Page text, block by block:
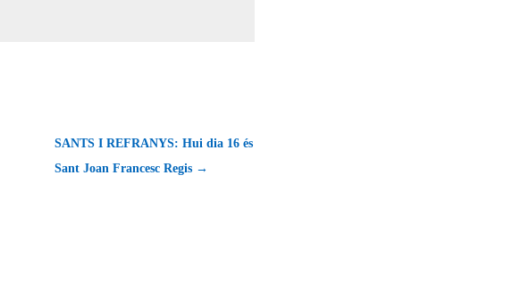
SANTS I REFRANYS: Hui dia 16 és
Sant Joan Francesc Regis →